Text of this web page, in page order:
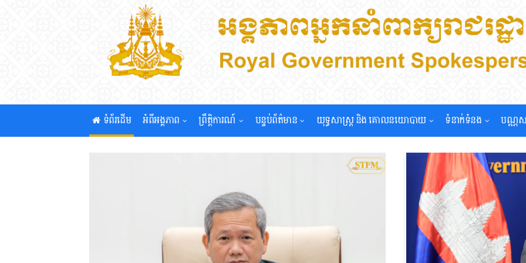
ទំព័រដើម អំពីអង្គភាព ព្រឹត្តិការណ៍ បន្ទប់ព័ត៌មាន យុទ្ធសាស្រ្ត និង គោលនយោបាយ ទំនាក់ទំនង បណ្ណស